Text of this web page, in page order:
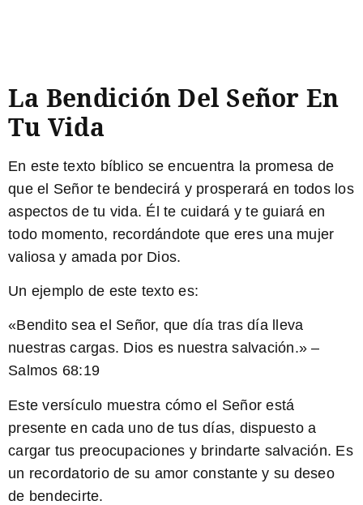
La Bendición Del Señor En
Tu Vida
En este texto bíblico se encuentra la promesa de
que el Señor te bendecirá y prosperará en todos los
aspectos de tu vida. Él te cuidará y te guiará en
todo momento, recordándote que eres una mujer
valiosa y amada por Dios.
Un ejemplo de este texto es:
«Bendito sea el Señor, que día tras día lleva
nuestras cargas. Dios es nuestra salvación.» –
Salmos 68:19
Este versículo muestra cómo el Señor está
presente en cada uno de tus días, dispuesto a
cargar tus preocupaciones y brindarte salvación. Es
un recordatorio de su amor constante y su deseo
de bendecirte.